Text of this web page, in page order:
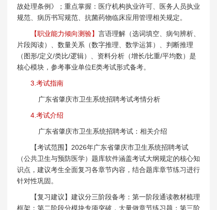
故处理条例》；重点掌握：医疗机构执业许可、医务人员执业
规范、病历书写规范、抗菌药物临床应用管理相关规定。
【职业能力倾向测验】 言语理解（选词填空、病句辨析、
片段阅读）、数量关系（数字推理、数学运算）、判断推理
（图形/定义/类比/逻辑）、资料分析（增长/比重/平均数）是
核心模块，参考事业单位E类考试形式备考。
3.考试指南
广东省肇庆市卫生系统招聘考试考情分析
4.考试介绍
广东省肇庆市卫生系统招聘考试：相关介绍
【考试范围】2026年广东省肇庆市卫生系统招聘考试
（公共卫生与预防医学）题库软件涵盖考试大纲规定的核心知
识点，建议考生全面复习各章节内容，结合题库章节练习进行
针对性巩固。
【复习建议】建议分三阶段备考：第一阶段通读教材梳理
框架；第二阶段分模块专项突破，大量做章节练习题；第三阶